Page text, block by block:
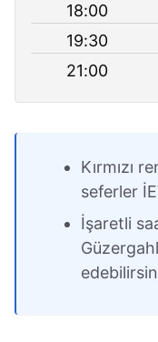
18:00
19:30
21:00
Kırmızı
seferler
İşaretli